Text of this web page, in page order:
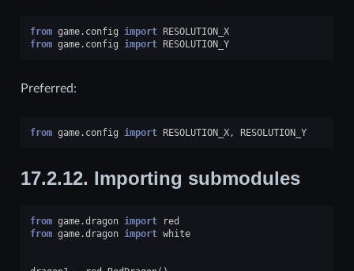
from game.config import RESOLUTION_X
from game.config import RESOLUTION_Y
Preferred:
from game.config import RESOLUTION_X, RESOLUTION_Y
17.2.12. Importing submodules
from game.dragon import
red
from game.dragon import white